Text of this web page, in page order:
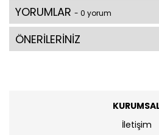
YORUMLAR - 0 yorum
ÖNERİLERİNİZ
İletişim